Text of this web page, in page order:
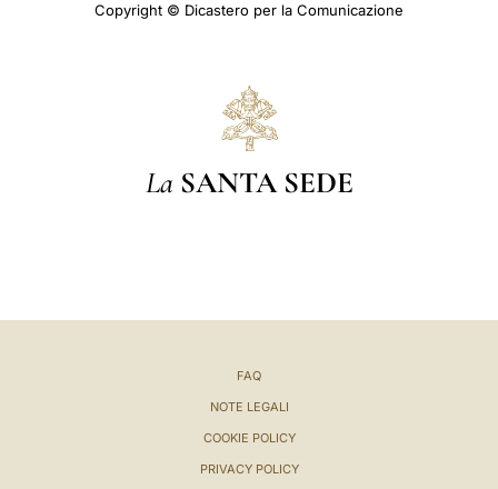
Copyright © Dicastero per la Comunicazione
La SANTA SEDE
FAQ
NOTE LEGALI
COOKIE POLICY
PRIVACY POLICY